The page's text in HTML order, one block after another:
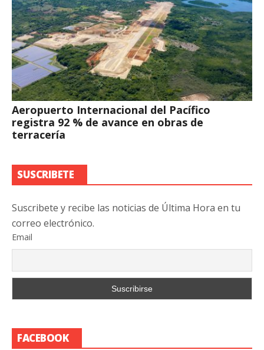
Aeropuerto Internacional del Pacífico
registra 92 % de avance en obras de
terracería
SUSCRIBETE
Suscribete y recibe las noticias de Última Hora en tu
correo electrónico.
Email
FACEBOOK